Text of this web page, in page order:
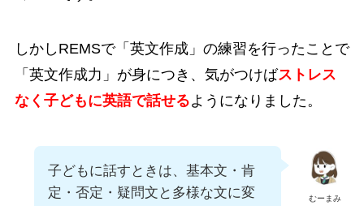
しかしREMSで「英文作成」の練習を行ったことで
「英文作成力」が身につき、気がつけばストレス
なく子どもに英語で話せるようになりました。
むーまみ
子どもに話すときは、基本文・肯
定・否定・疑問文と多様な文に変